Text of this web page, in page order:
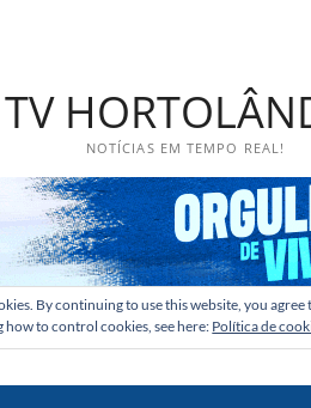
TV
NOTÍCIAS EM TEMPO REAL!
By continuing to use this website, you agree
to control cookies, see here:Política de